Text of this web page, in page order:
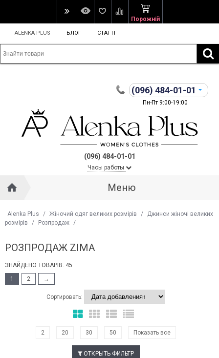
Порожній
ALENKA PLUS БЛОГ СТАТТІ
(096) 484-01-01
Пн-Пт 9:00-19:00
(096) 484-01-01
Часы работы
Меню
Alenka Plus / Жіночий одяг великих розмірів /
Джинси жіночі великих
розмірів
/ Розпродаж /
РОЗПРОДАЖ ZIMA
ЗНАЙДЕНО ТОВАРІВ: 45
1
2 →
Сортировать:
2 20 30 50 Показать все
ОТКРЫТЬ ФИЛЬТР